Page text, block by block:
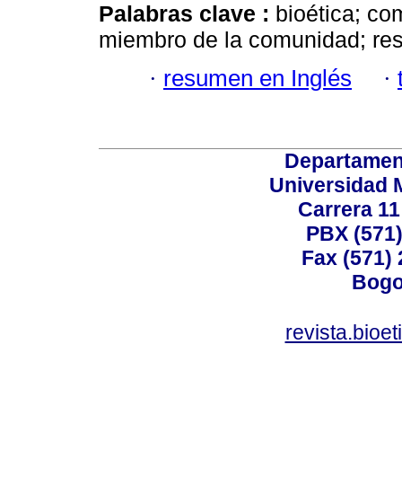
Palabras clave : bioética;
miembro de la comunidad;
· resumen en Inglés ·
Universidad
Carrera
PBX
Fax (571)